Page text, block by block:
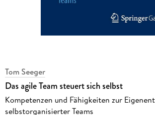
Tom Seeger
Das agile Team steuert sich selbst
Kompetenzen und Fähigkeiten zur
selbstorganisierter Teams